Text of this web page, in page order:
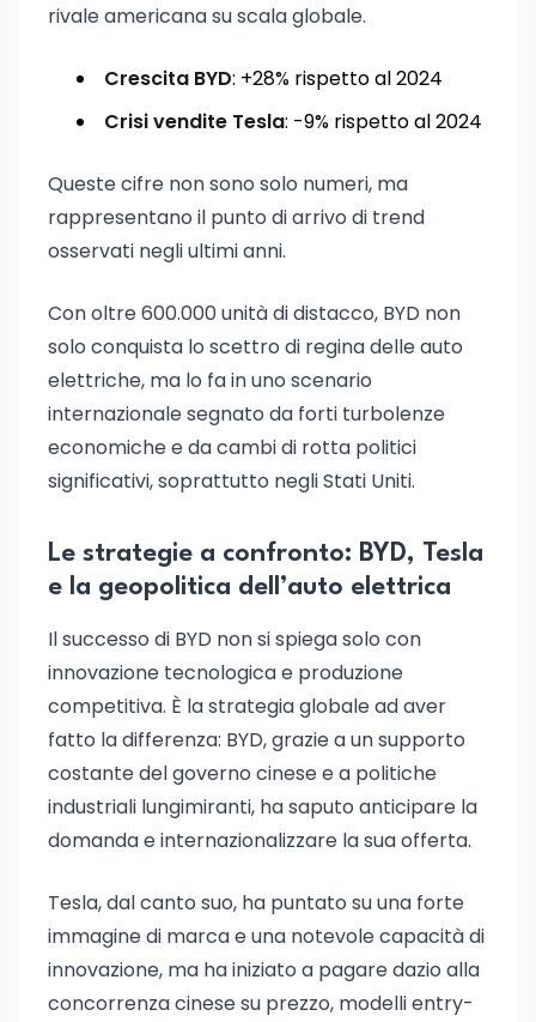
rivale americana su scala globale.
Crescita BYD: +28% rispetto al 2024
Crisi vendite Tesla: -9% rispetto al 2024
Queste cifre non sono solo numeri, ma
rappresentano il punto di arrivo di trend
osservati negli ultimi anni.
Con oltre 600.000 unità di distacco, BYD non
solo conquista lo scettro di regina delle auto
elettriche, ma lo fa in uno scenario
internazionale segnato da forti turbolenze
economiche e da cambi di rotta politici
significativi, soprattutto negli Stati Uniti.
Le strategie a confronto: BYD, Tesla
e la geopolitica dell’auto elettrica
Il successo di BYD non si spiega solo con
innovazione tecnologica e produzione
competitiva. È la strategia globale ad aver
fatto la differenza: BYD, grazie a un supporto
costante del governo cinese e a politiche
industriali lungimiranti, ha saputo anticipare la
domanda e internazionalizzare la sua offerta.
Tesla, dal canto suo, ha puntato su una forte
immagine di marca e una notevole capacità di
innovazione, ma ha iniziato a pagare dazio alla
concorrenza cinese su prezzo, modelli entry-